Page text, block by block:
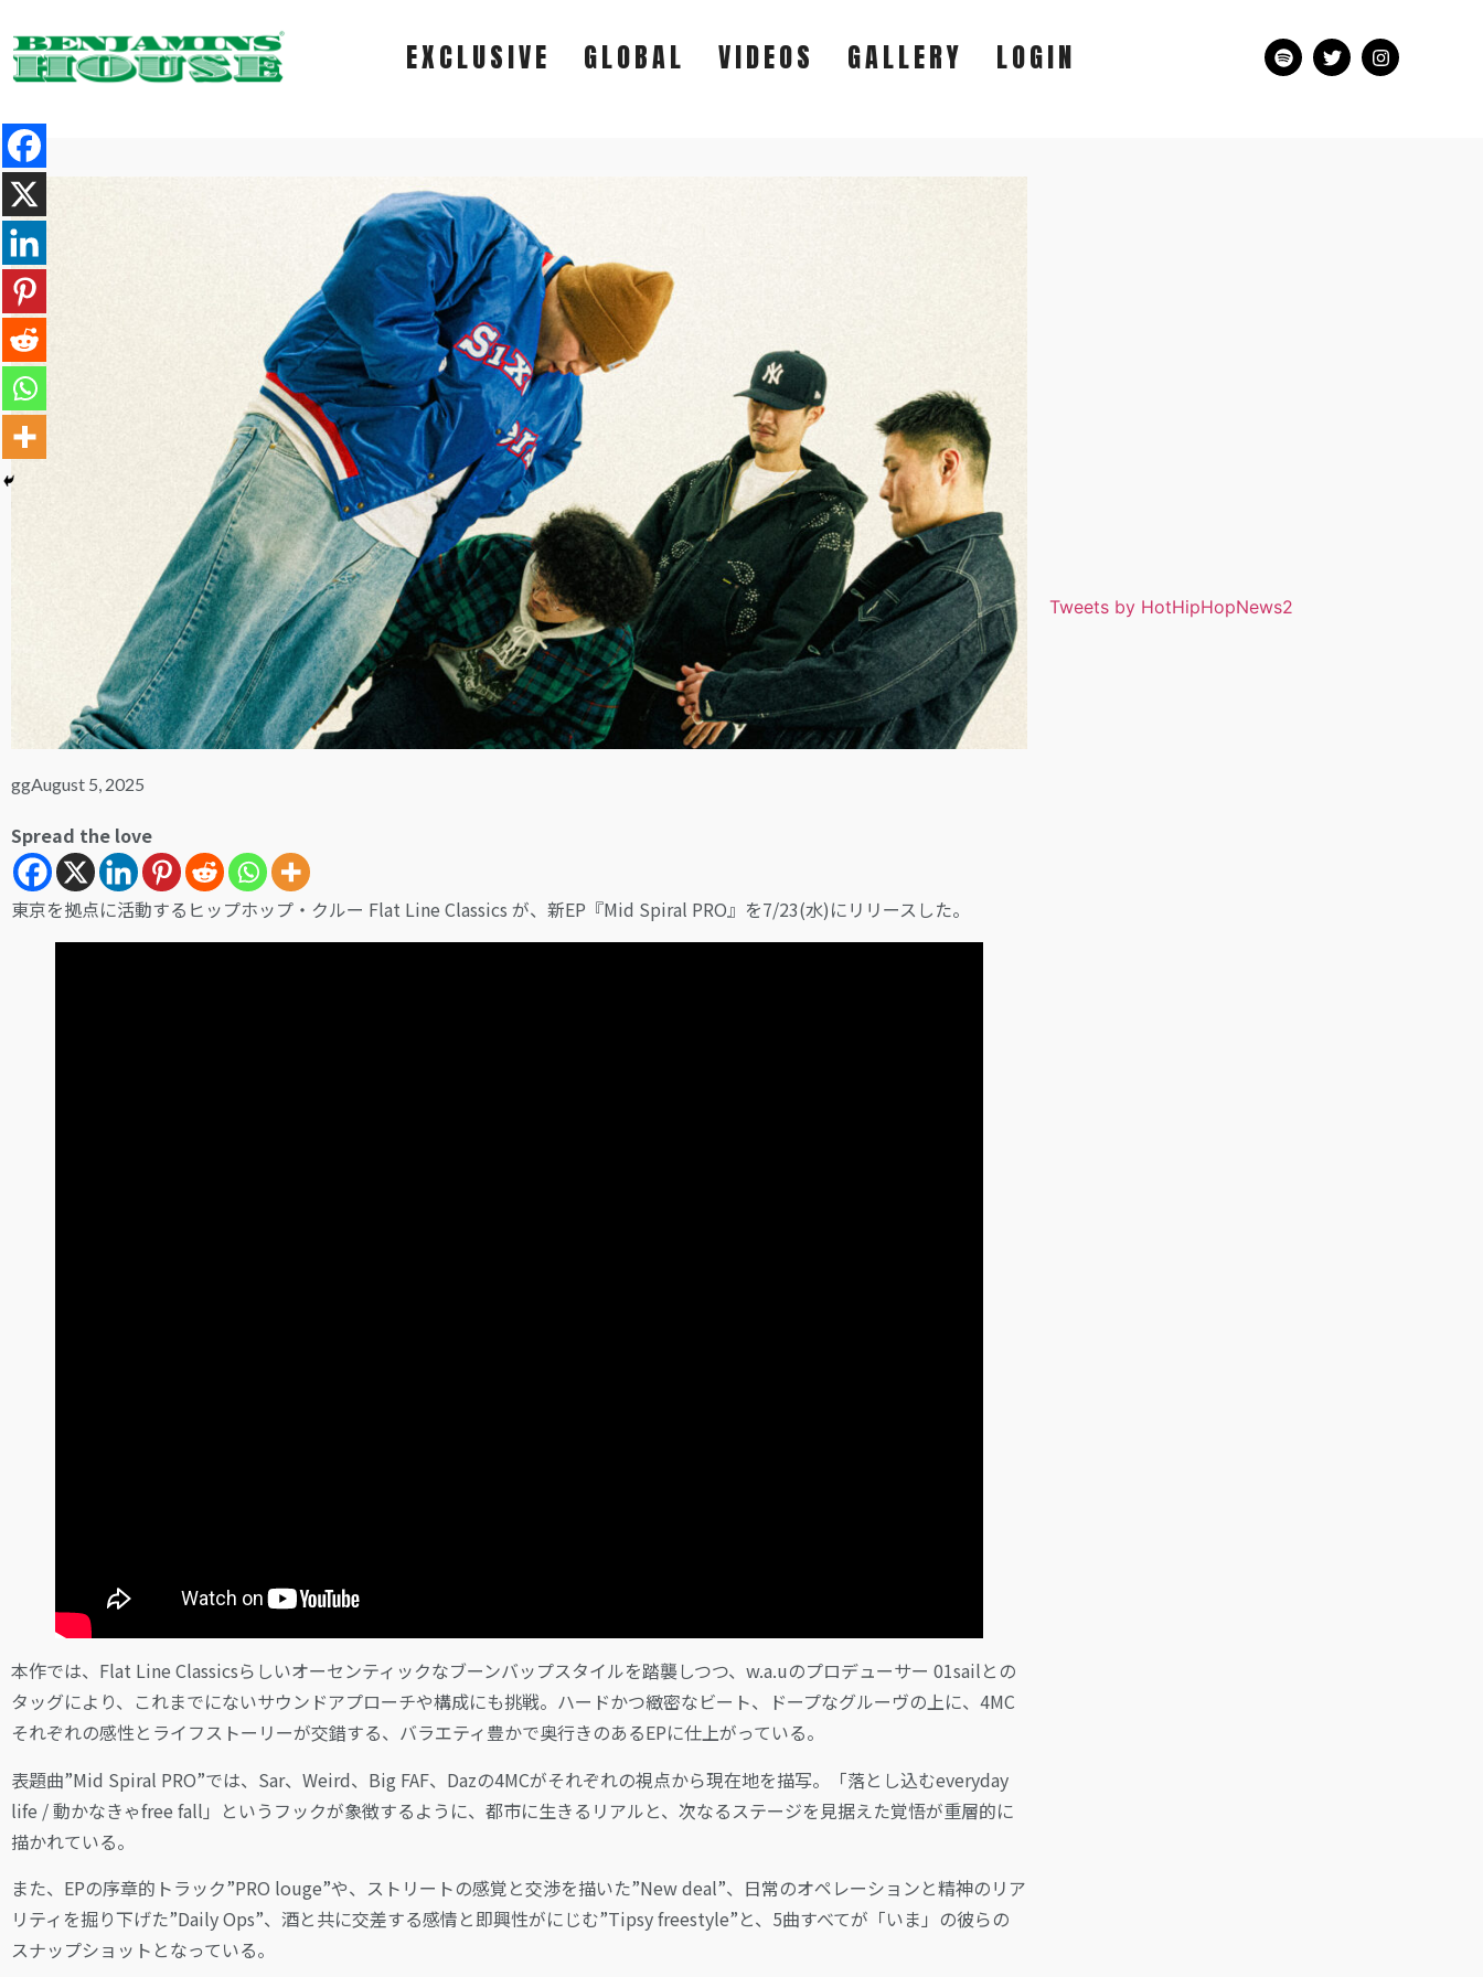
EXCLUSIVE GLOBAL VIDEOS GALLERY LOGIN
GALLERY
LOGIN
ggAugust 5, 2025
Spread the love
東京を拠点に活動するヒップホップ・クルー Flat Line Classics が、新EP『Mid Spiral PRO』を7/23(水)にリリースした。
本作では、Flat Line Classicsらしいオーセンティックなブーンバップスタイルを踏襲しつつ、w.a.uのプロデューサー 01sailとの
タッグにより、これまでにないサウンドアプローチや構成にも挑戦。ハードかつ緻密なビート、ドープなグルーヴの上に、4MC
それぞれの感性とライフストーリーが交錯する、バラエティ豊かで奥行きのあるEPに仕上がっている。
表題曲”Mid Spiral PRO”では、Sar、Weird、Big FAF、Dazの4MCがそれぞれの視点から現在地を描写。「落とし込むeveryday
life / 動かなきゃfree fall」というフックが象徴するように、都市に生きるリアルと、次なるステージを見据えた覚悟が重層的に
描かれている。
また、EPの序章的トラック”PRO louge”や、ストリートの感覚と交渉を描いた”New deal”、日常のオペレーションと精神のリア
リティを掘り下げた”Daily Ops”、酒と共に交差する感情と即興性がにじむ”Tipsy freestyle”と、5曲すべてが「いま」の彼らの
スナップショットとなっている。
Tweets by HotHipHopNews2